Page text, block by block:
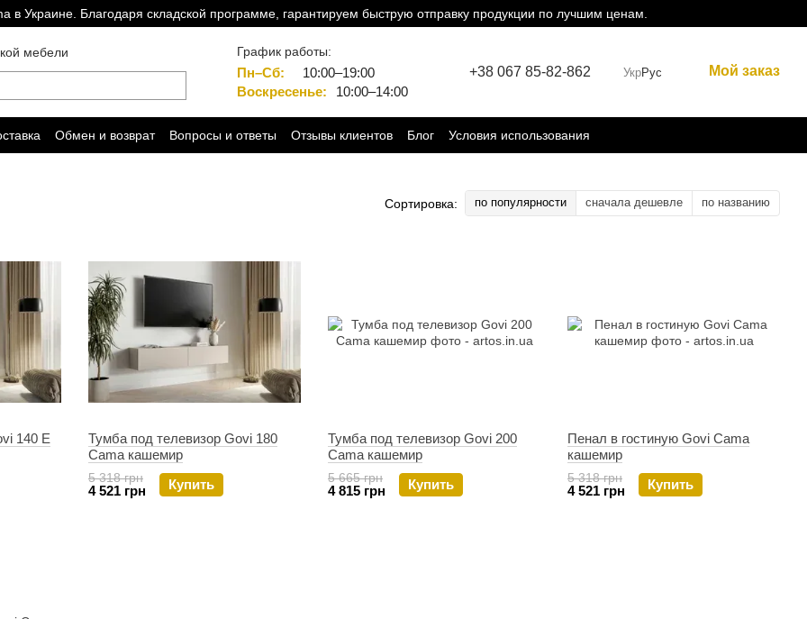
в Украине. Благодаря складской программе, гарантируем быструю отправку продукции по лучшим ценам.
мебели
График работы:
Пн–Сб:
10:00–19:00
Воскресенье:
10:00–14:00
+38 067 85-82-862 УкрРус Мой заказ
Обмен и возврат Вопросы и ответы Отзывы клиентов Блог Условия использования
Сортировка: по популярности сначала дешевле по названию
​​140 E
Тумба под телевизор Govi ​​180
Cama кашемир
5 318 грн
4 521 грн Купить
Тумба под телевизор Govi ​​200
Cama кашемир
5 665 грн
4 815 грн Купить
Пенал в гостиную Govi ​​Cama
кашемир
5 318 грн
4 521 грн Купить